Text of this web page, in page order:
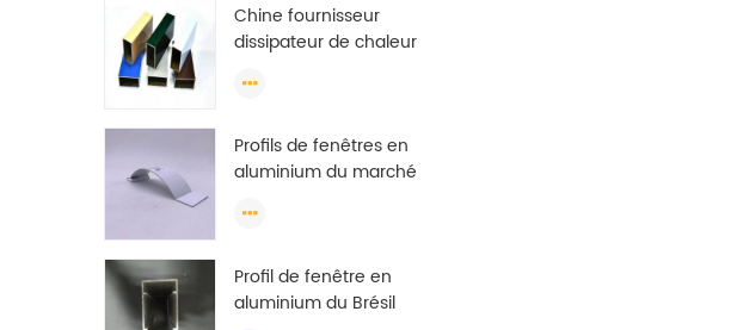
Chine fournisseur
dissipateur de chaleur
poudre profil en
fenêtre cadre
Profils de fenêtres en
aluminium du marché
Profil de fenêtre en
aluminium du Brésil